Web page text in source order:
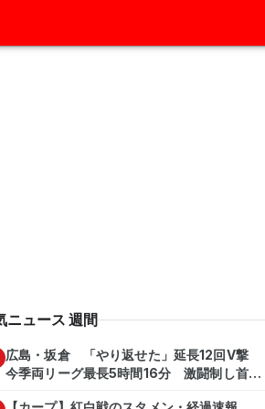
ニュース 週間
広島・坂倉 「やり返せた」延長12回V撃
今季両リーグ最長5時間16分 激闘制し首位